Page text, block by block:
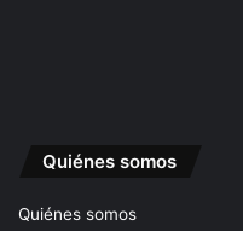
Quiénes somos
Quiénes somos